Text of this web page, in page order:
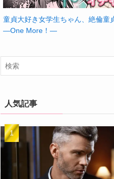
童貞大好き女学生ちゃん、絶倫童
―One More！―
人気記事